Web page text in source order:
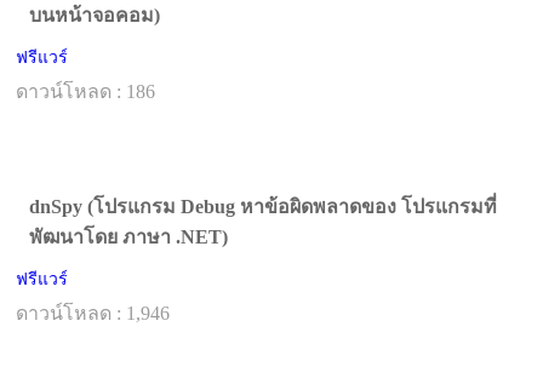
บนหน้าจอคอม)
ฟรีแวร์
ดาวน์โหลด : 186
dnSpy (โปรแกรม Debug หาข้อผิดพลาดของ โปรแกรมที่
พัฒนาโดย ภาษา .NET)
ฟรีแวร์
ดาวน์โหลด : 1,946